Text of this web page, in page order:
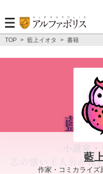
TOP > 藍上イオタ > 書籍
藍
作家・コミカライズ